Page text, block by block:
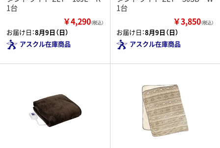
1台
￥4,290（税込）
お届け日：8月9日（日）
アスクル在庫商品
1台
￥3,850（税込）
お届け日：8月9日（日）
アスクル在庫商品